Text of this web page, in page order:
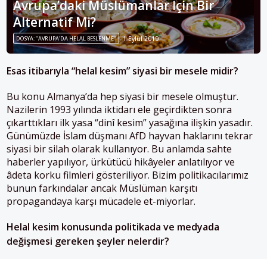
Avrupa’daki Müslümanlar İçin Bir
Alternatif Mi?
DOSYA: "AVRUPA'DA HELAL BESLENME" 1 Eylül 2019
Esas itibarıyla “helal kesim” siyasi bir mesele midir?
Bu konu Almanya’da hep siyasi bir mesele olmuştur.
Nazilerin 1993 yılında iktidarı ele geçirdikten sonra
çıkarttıkları ilk yasa “dinî kesim” yasağına ilişkin yasadır.
Günümüzde İslam düşmanı AfD hayvan haklarını tekrar
siyasi bir silah olarak kullanıyor. Bu anlamda sahte
haberler yapılıyor, ürkütücü hikâyeler anlatılıyor ve
âdeta korku filmleri gösteriliyor. Bizim politikacılarımız
bunun farkındalar ancak Müslüman karşıtı
propagandaya karşı mücadele et-miyorlar.
Helal kesim konusunda politikada ve medyada
değişmesi gereken şeyler nelerdir?